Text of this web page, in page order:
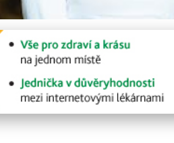
brýle jako